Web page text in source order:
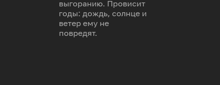
выгоранию. Провисит
годы: дождь, солнце и
ветер ему не
повредят.